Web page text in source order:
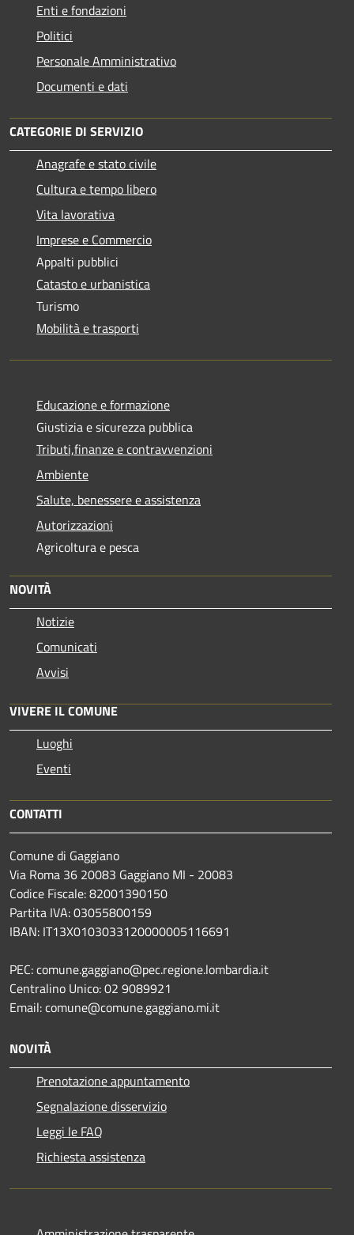
Enti e fondazioni
Politici
Personale Amministrativo
Documenti e dati
CATEGORIE DI SERVIZIO
Anagrafe e stato civile
Cultura e tempo libero
Vita lavorativa
Imprese e Commercio
Appalti pubblici
Catasto e urbanistica
Turismo
Mobilità e trasporti
Educazione e formazione
Giustizia e sicurezza pubblica
Tributi,finanze e contravvenzioni
Ambiente
Salute, benessere e assistenza
Autorizzazioni
Agricoltura e pesca
NOVITÀ
Notizie
Comunicati
Avvisi
VIVERE IL COMUNE
Luoghi
Eventi
CONTATTI
Comune di Gaggiano
Via Roma 36 20083 Gaggiano MI - 20083
Codice Fiscale: 82001390150
Partita IVA: 03055800159
IBAN: IT13X0103033120000005116691
PEC: comune.gaggiano@pec.regione.lombardia.it
Centralino Unico: 02 9089921
Email: comune@comune.gaggiano.mi.it
NOVITÀ
Prenotazione appuntamento
Segnalazione disservizio
Leggi le FAQ
Richiesta assistenza